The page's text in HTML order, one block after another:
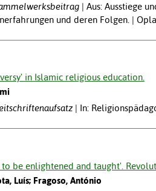
Aus: Ausstiege
und deren Folgen. |
in Islamic religious education.
In:
be enlightened and taught'.
Luís; Fragoso, António